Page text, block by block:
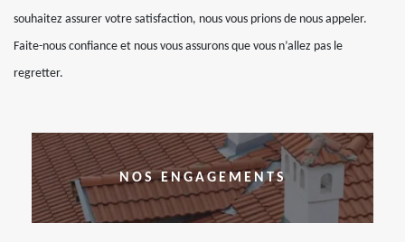
souhaitez assurer votre satisfaction, nous vous prions de nous appeler.
Faite-nous confiance et nous vous assurons que vous n’allez pas le
regretter.
NOS ENGAGEMENTS